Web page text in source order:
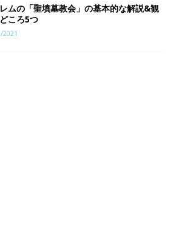
ムの「聖墳墓教会」の基本的な解説&観
ころ5つ
2021